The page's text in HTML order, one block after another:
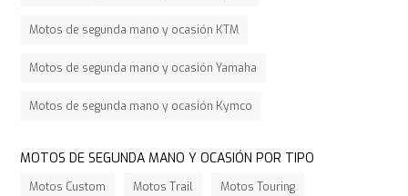
Motos de segunda mano y ocasión KTM
Motos de segunda mano y ocasión Yamaha
Motos de segunda mano y ocasión Kymco
MOTOS DE SEGUNDA MANO Y OCASIÓN POR TIPO
Motos Custom Motos Trail Motos Touring